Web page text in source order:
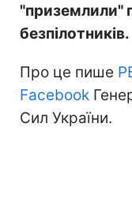
"приземлили"
безпілотників.
Про це пише
Facebook
Сил України.